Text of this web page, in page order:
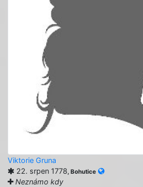
Viktorie Gruna
22. srpen 1778, Bohutice
Neznámo kdy